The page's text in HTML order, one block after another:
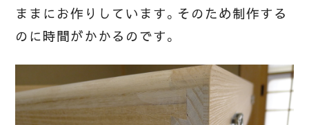
ままにお作りしています。そのため制作する
のに時間がかかるのです。